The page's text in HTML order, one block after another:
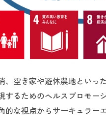
空き家や遊休農地といっ
するためのヘルスプロモー
的な視点からサーキュラー